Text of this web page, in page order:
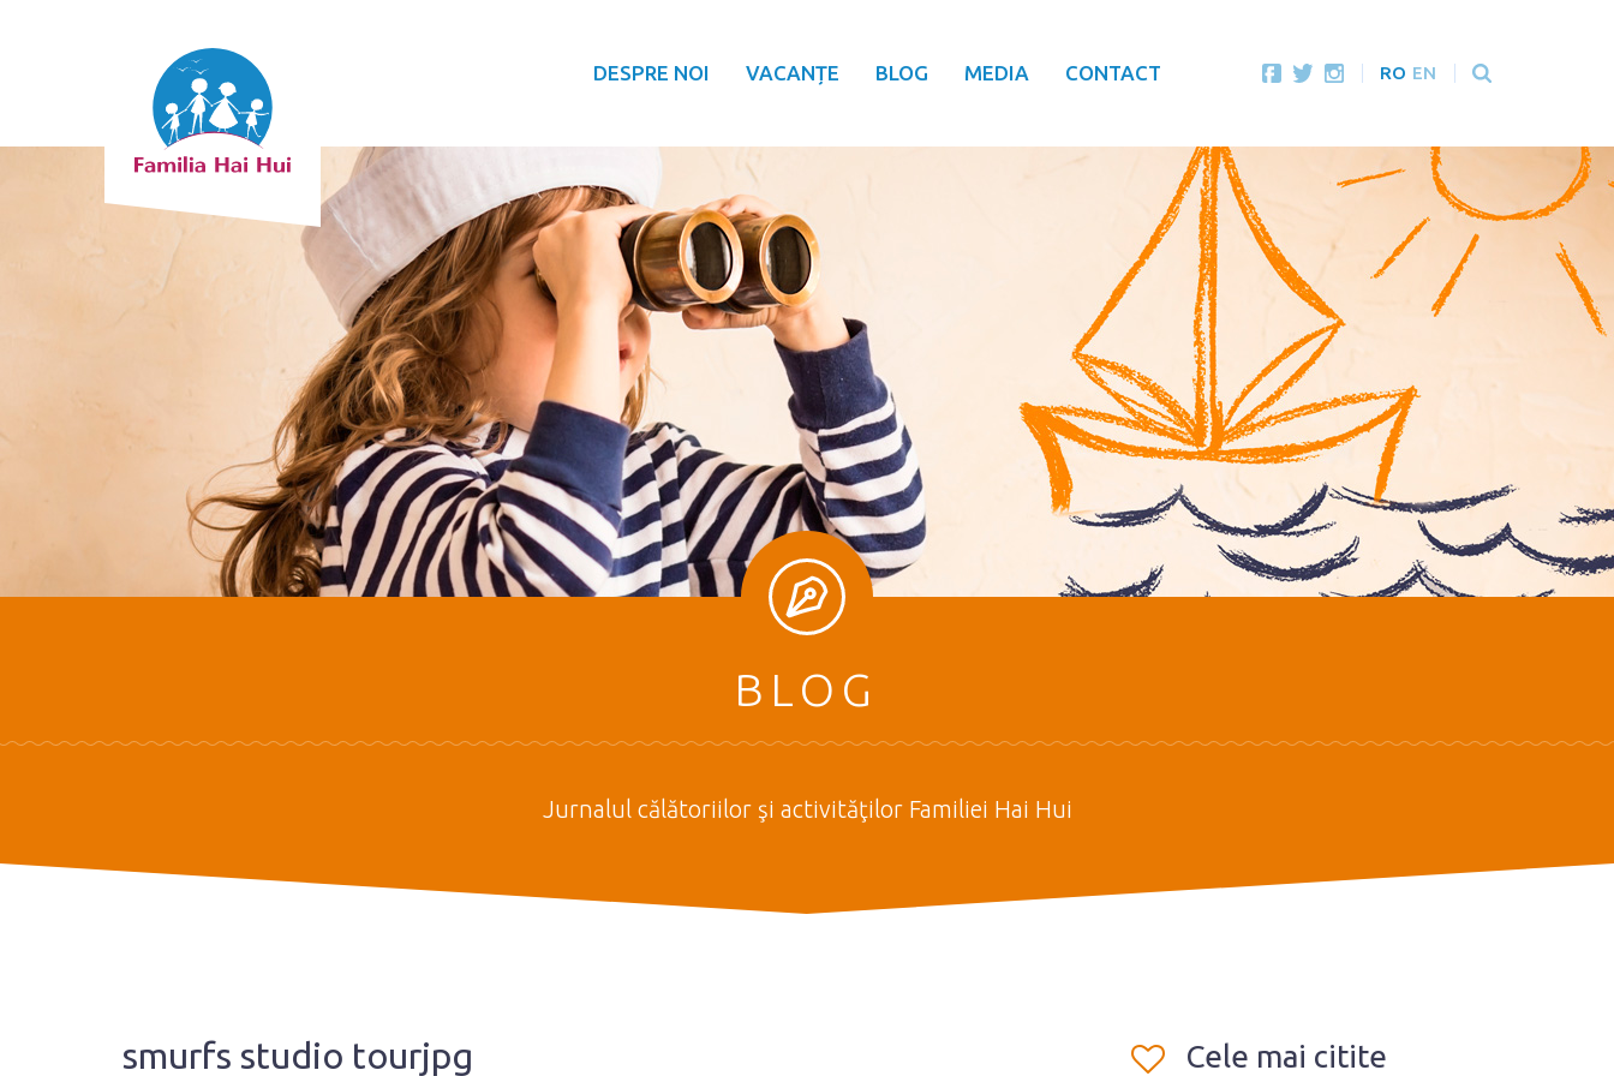
DESPRE NOI VACANȚE BLOG MEDIA CONTACT RO EN
BLOG
Jurnalul călătoriilor şi activităţilor Familiei Hai Hui
smurfs studio tourjpg Cele mai citite